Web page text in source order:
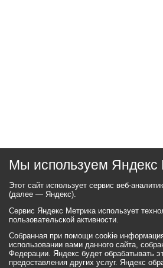
Мы используем Яндекс
Этот сайт использует сервис веб-
(далее — Яндекс).
Сервис Яндекс Метрика использует
пользовательской активности.
Собранная при помощи cookie
использовании вами данного сайта,
Федерации. Яндекс будет обрабатывать
предоставления других услуг. Яндекс